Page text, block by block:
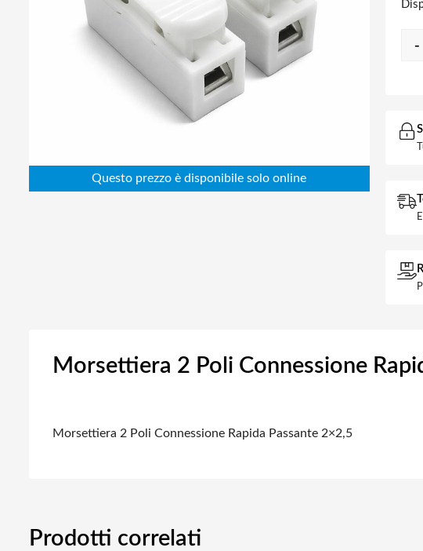
Abbigliamento da lavoro
Alimentatori
Elettronica
Edilizia
-
Morsettiera 2 Poli Connessione
Morsettiera 2 Poli Connessione Rapida Passante 2×2,5
Prodotti correlati